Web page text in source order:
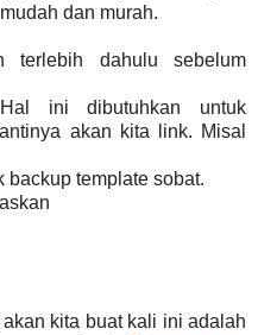
dan murah.
terlebih dahulu sebelum
ini dibutuhkan untuk
akan kita link. Misal
backup template sobat.
kita buat kali ini adalah